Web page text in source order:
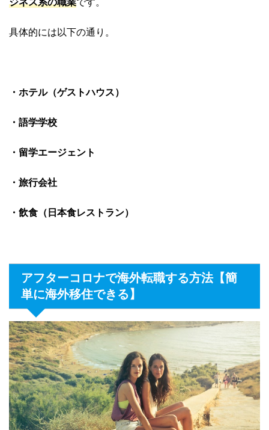
具体的には以下の通り。
・ホテル（ゲストハウス）
・語学学校
・留学エージェント
・旅行会社
・飲食（日本食レストラン）
アフターコロナで海外転職する方法【簡
単に海外移住できる】